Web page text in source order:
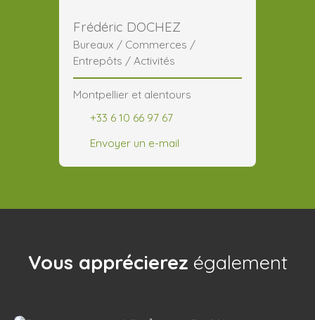
Frédéric DOCHEZ
Bureaux / Commerces /
Entrepôts / Activités
Montpellier et alentours
+33 6 10 66 97 67
Envoyer un e-mail
Vous apprécierez également